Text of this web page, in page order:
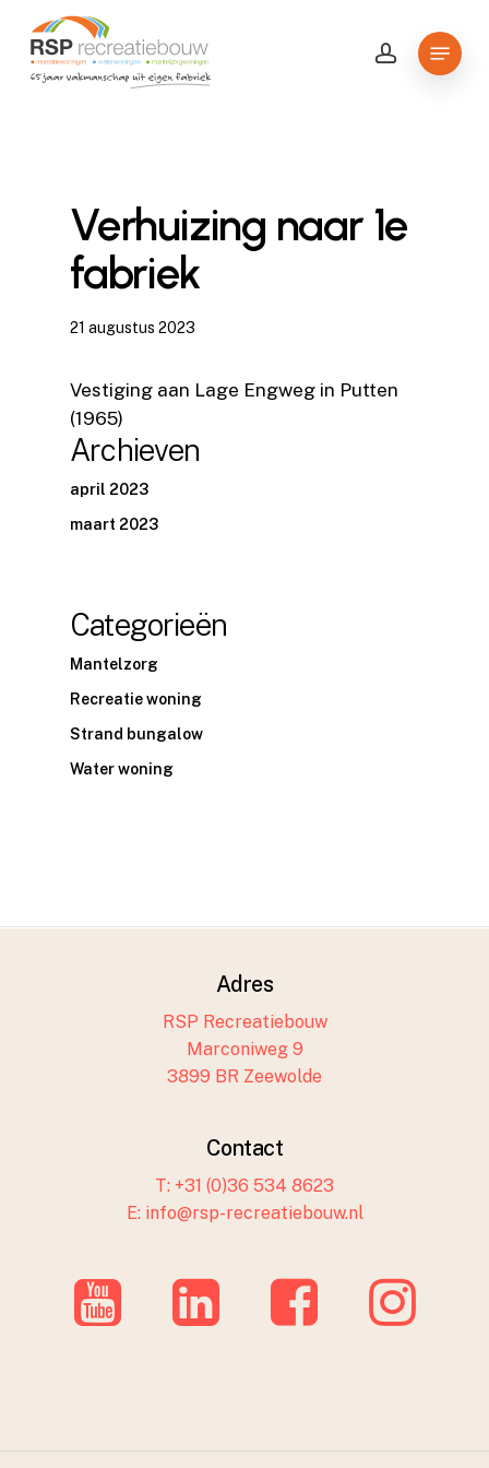
main
account
Menu
Verhuizing naar 1e
fabriek
21 augustus 2023
Vestiging aan Lage Engweg in Putten
(1965)
Archieven
april 2023
maart 2023
Categorieën
Mantelzorg
Recreatie woning
Strand bungalow
Water woning
Adres
RSP Recreatiebouw
Marconiweg 9
3899 BR Zeewolde
Contact
T: +31 (0)36 534 8623
E: info@rsp-recreatiebouw.nl
Close